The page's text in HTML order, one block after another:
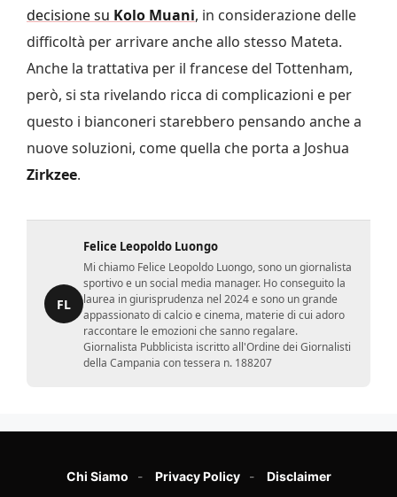
decisione su Kolo Muani, in considerazione delle
difficoltà per arrivare anche allo stesso Mateta.
Anche la trattativa per il francese del Tottenham,
però, si sta rivelando ricca di complicazioni e per
questo i bianconeri starebbero pensando anche a
nuove soluzioni, come quella che porta a Joshua
Zirkzee.
FL
Felice Leopoldo Luongo
Mi chiamo Felice Leopoldo Luongo, sono un giornalista
sportivo e un social media manager. Ho conseguito la
laurea in giurisprudenza nel 2024 e sono un grande
appassionato di calcio e cinema, materie di cui adoro
raccontare le emozioni che sanno regalare.
Giornalista Pubblicista iscritto all'Ordine dei Giornalisti
della Campania con tessera n. 188207
Chi Siamo Privacy Policy Disclaimer